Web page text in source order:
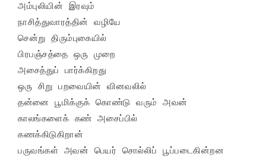
அம்புலியின் இரவும்
நாசித்துவாரத்தின் வழியே
சென்று திரும்புகையில்
பிரபஞ்சத்தை ஒரு முறை
அசைத்துப் பார்க்கிறது
ஒரு சிறு பறவையின் வினவலில்
தன்னை பூமிக்குக் கொண்டு வரும் அவன்
காலங்களைக் கண் அசைப்பில்
கணக்கிடுகிறான்
பருவங்கள் அவன் பெயர் சொல்லிப் பூப்படைகின்றன